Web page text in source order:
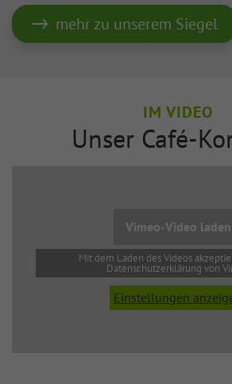
mehr zu unserem Siegel
IM VIDEO
Unser Café-
Vimeo-Video laden
Mit dem Laden des Videos
Datenschutzerklärung von
Einstellungen